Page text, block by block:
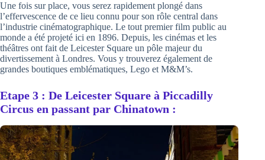
Une fois sur place, vous serez rapidement plongé dans
l’effervescence de ce lieu connu pour son rôle central dans
l’industrie cinématographique. Le tout premier film public au
monde a été projeté ici en 1896. Depuis, les cinémas et les
théâtres ont fait de Leicester Square un pôle majeur du
divertissement à Londres. Vous y trouverez également de
grandes boutiques emblématiques, Lego et M&M’s.
Etape 3 : De Leicester Square à Piccadilly
Circus en passant par Chinatown :